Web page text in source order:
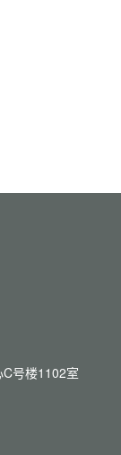
号楼1102室